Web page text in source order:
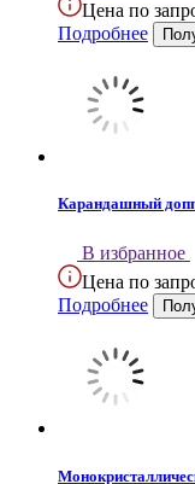
Цена по
Подробнее
Карандашный
В избранное
Цена по
Подробнее